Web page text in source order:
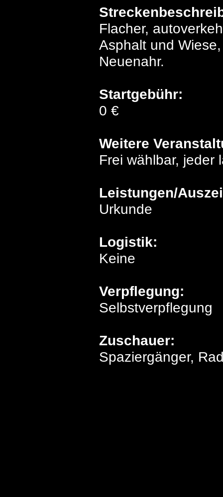
Flacher,
Asphalt und
Neuenahr.
Startgebühr:
0 €
Weitere
Frei wählbar, jeder
Leistungen/
Urkunde
Logistik:
Keine
Verpflegung:
Selbstverpflegung
Zuschauer:
Spaziergänger,